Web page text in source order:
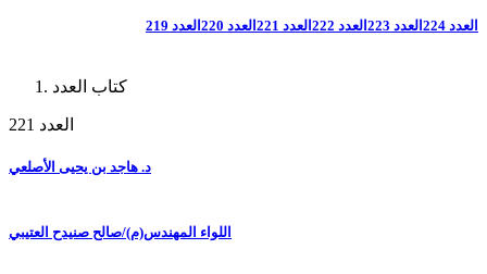
العدد 224 العدد 223 العدد 222 العدد 221 العدد 220 العدد 219
كتاب العدد
العدد 221
د. هاجد بن يحيى الأصلعي
اللواء المهندس(م)/صالح صنيدح العتيبي